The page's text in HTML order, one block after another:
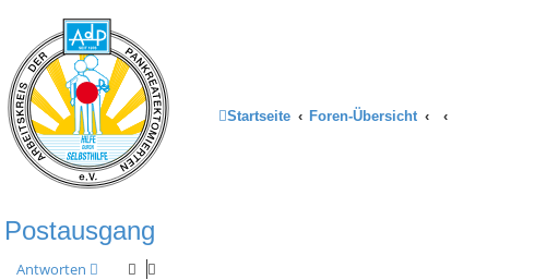
Startseite Foren-Übersicht
Postausgang
Antworten